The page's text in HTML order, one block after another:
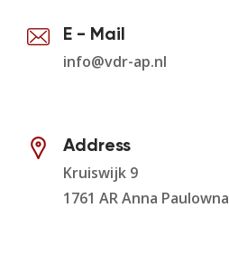
E - Mail
info@vdr-ap.nl
Address
Kruiswijk 9
1761 AR Anna Paulowna